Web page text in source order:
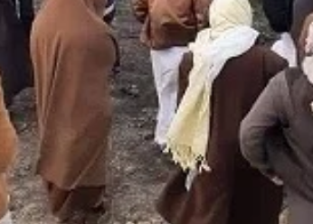
تهنئة
بعيد
ميلاد”
سيليا
أحمد
وائل”
..